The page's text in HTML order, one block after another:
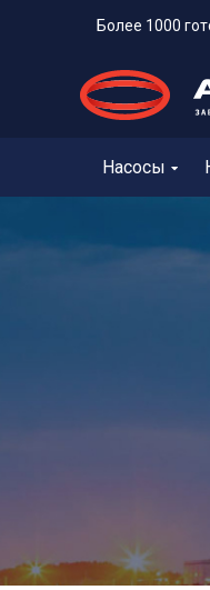
Более 1000
Насосы